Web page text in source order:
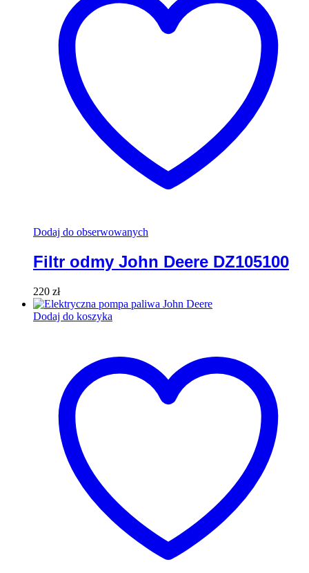
Dodaj do obserwowanych
Filtr odmy John Deere DZ105100
220 zł
Dodaj do koszyka